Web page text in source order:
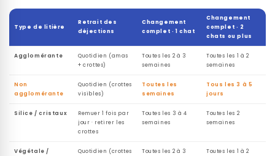
Type de litière
Retrait des
déjections
Changement
complet · 1 chat
Changement
complet · 2
chats ou plus
Agglomérante
Quotidien (amas
+ crottes)
Toutes les 2 à 3
semaines
Toutes les 1 à 2
semaines
Non
agglomérante
Quotidien (crottes
visibles)
Toutes les
semaines
Tous les 3 à 5
jours
Silice / cristaux
Remuer 1 fois par
jour · retirer les
crottes
Toutes les 3 à 4
semaines
Toutes les 2
semaines
Végétale /
Quotidien (crottes
Toutes les 2 à 3
Toutes les 1 à 2